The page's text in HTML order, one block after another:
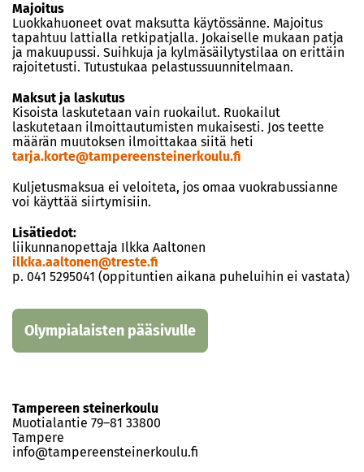
Majoitus
Luokkahuoneet ovat maksutta käytössänne. Majoitus
tapahtuu lattialla retkipatjalla. Jokaiselle mukaan patja
ja makuupussi. Suihkuja ja kylmäsäilytystilaa on erittäin
rajoitetusti. Tutustukaa pelastussuunnitelmaan.
Maksut ja laskutus
Kisoista laskutetaan vain ruokailut. Ruokailut
laskutetaan ilmoittautumisten mukaisesti. Jos teette
määrän muutoksen ilmoittakaa siitä heti
tarja.korte@tampereensteinerkoulu.fi
Kuljetusmaksua ei veloiteta, jos omaa vuokrabussianne
voi käyttää siirtymisiin.
Lisätiedot:
liikunnanopettaja Ilkka Aaltonen
ilkka.aaltonen@treste.fi
p. 041 5295041 (oppituntien aikana puheluihin ei vastata)
Olympialaisten pääsivulle
Tampereen steinerkoulu
Muotialantie 79–81 33800
Tampere
info@tampereensteinerkoulu.fi